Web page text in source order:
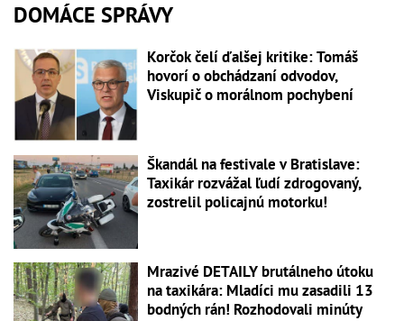
DOMÁCE SPRÁVY
Korčok čelí ďalšej kritike: Tomáš
hovorí o obchádzaní odvodov,
Viskupič o morálnom pochybení
Škandál na festivale v Bratislave:
Taxikár rozvážal ľudí zdrogovaný,
zostrelil policajnú motorku!
Mrazivé DETAILY brutálneho útoku
na taxikára: Mladíci mu zasadili 13
bodných rán! Rozhodovali minúty